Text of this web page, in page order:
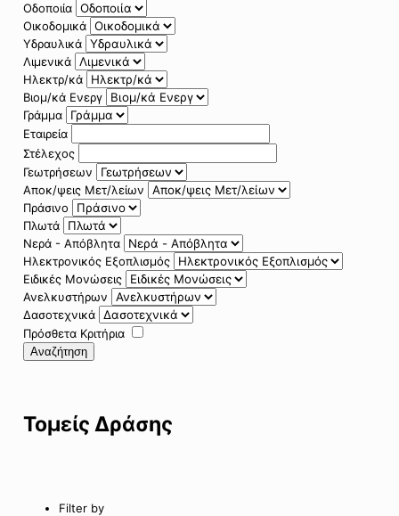
Οδοποιία
Οικοδομικά
Υδραυλικά
Λιμενικά
Ηλεκτρ/κά
Βιομ/κά Ενεργ
Γράμμα
Εταιρεία
Στέλεχος
Γεωτρήσεων
Αποκ/ψεις Μετ/λείων
Πράσινο
Πλωτά
Νερά - Απόβλητα
Ηλεκτρονικός Εξοπλισμός
Ειδικές Μονώσεις
Ανελκυστήρων
Δασοτεχνικά
Πρόσθετα Κριτήρια
Αναζήτηση
Τομείς Δράσης
Filter by